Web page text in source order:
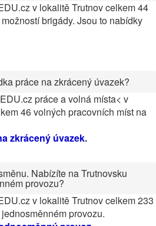
v lokalitě Trutnov celkem 44
brigády. Jsou to nabídky
práce na zkrácený úvazek?
práce a volná místa< v
46 volných pracovních míst na
zkrácený úvazek.
Nabízíte na Trutnovsku
provozu?
v lokalitě Trutnov celkem 233
provozu.